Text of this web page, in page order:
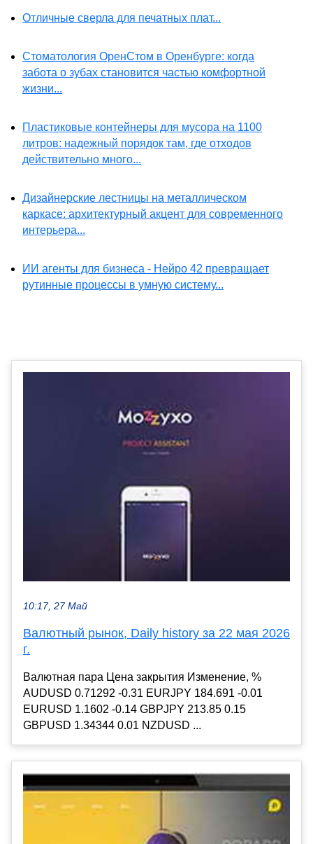
Отличные сверла для печатных плат...
Стоматология ОренСтом в Оренбурге: когда
забота о зубах становится частью комфортной
жизни...
Пластиковые контейнеры для мусора на 1100
литров: надежный порядок там, где отходов
действительно много...
Дизайнерские лестницы на металлическом
каркасе: архитектурный акцент для современного
интерьера...
ИИ агенты для бизнеса - Нейро 42 превращает
рутинные процессы в умную систему...
10:17, 27 Май
Валютный рынок, Daily history за 22 мая 2026
г.
Валютная пара Цена закрытия Изменение, %
AUDUSD 0.71292 -0.31 EURJPY 184.691 -0.01
EURUSD 1.1602 -0.14 GBPJPY 213.85 0.15
GBPUSD 1.34344 0.01 NZDUSD ...